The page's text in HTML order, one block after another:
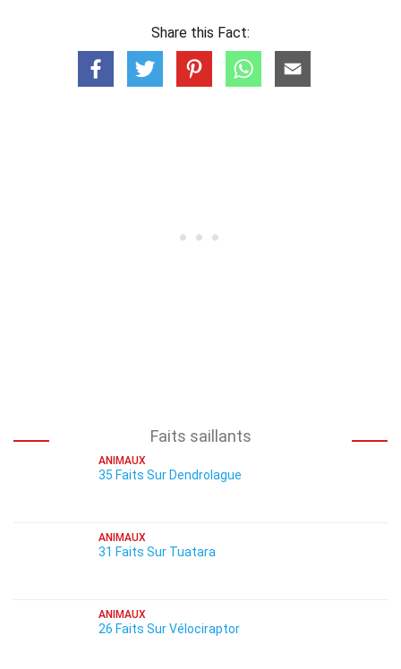
Share this Fact:
Faits saillants
ANIMAUX
35 Faits Sur Dendrolague
ANIMAUX
31 Faits Sur Tuatara
ANIMAUX
26 Faits Sur Vélociraptor